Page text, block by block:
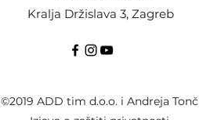
Kralja Držislava 3, Zagreb
©2019 ADD tim d.o.o. i Andreja Tonč